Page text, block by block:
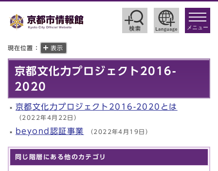
toggle
メニュー
現在位置： 表示
京都文化力プロジェクト2016-
2020
京都文化力プロジェクト2016-2020とは
（2022年4月22日）
beyond認証事業 （2022年4月19日）
同じ階層にある他のカテゴリ